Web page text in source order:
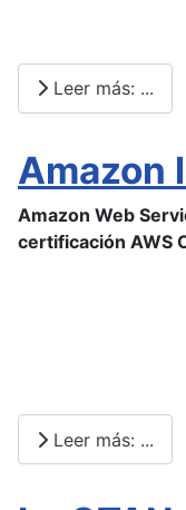
Leer más: ...
Amazon
Amazon Web
certificación AWS
Leer más: ...